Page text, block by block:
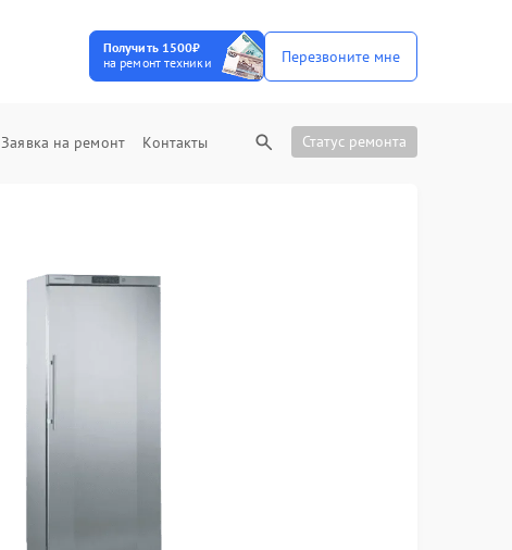
Получить 1500₽
на ремонт техники
Перезвоните мне
Заявка на ремонт Контакты Статус ремонта